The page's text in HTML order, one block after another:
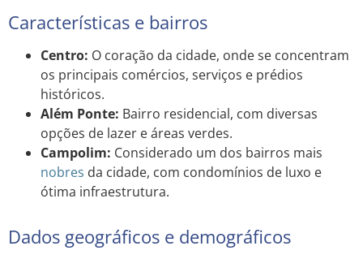
Características e bairros
Centro: O coração da cidade, onde se concentram
os principais comércios, serviços e prédios
históricos.
Além Ponte: Bairro residencial, com diversas
opções de lazer e áreas verdes.
Campolim: Considerado um dos bairros mais
nobres da cidade, com condomínios de luxo e
ótima infraestrutura.
Dados geográficos e demográficos